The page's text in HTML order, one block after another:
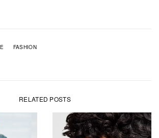
FASHION
RELATED POSTS